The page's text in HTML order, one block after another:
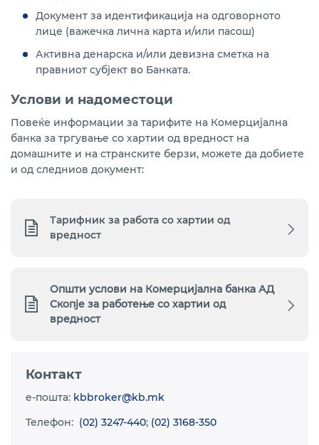
Документ за идентификација на одговорното
лице (важечка лична карта и/или пасош)
Активна денарска и/или девизна сметка на
правниот субјект во Банката.
Услови и надоместоци
Повеќе информации за тарифите на Комерцијална
банка за тргување со хартии од вредност на
домашните и на странските берзи, можете да добиете
и од следниов документ:
Тарифник за работа со хартии од
вредност
Општи услови на Комерцијална банка АД
Скопје за работење со хартии од
вредност
Контакт
e-пошта: kbbroker@kb.mk
Телефон: (02) 3247-440; (02) 3168-350